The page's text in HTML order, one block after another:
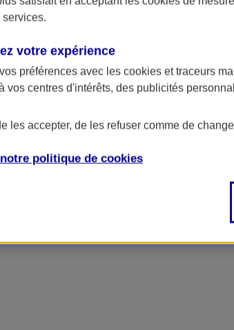
services.
votre expérience
préférences avec les cookies et traceurs
vos centres d'intérêts, des publicités
les accepter, de les refuser comme de
politique de cookies